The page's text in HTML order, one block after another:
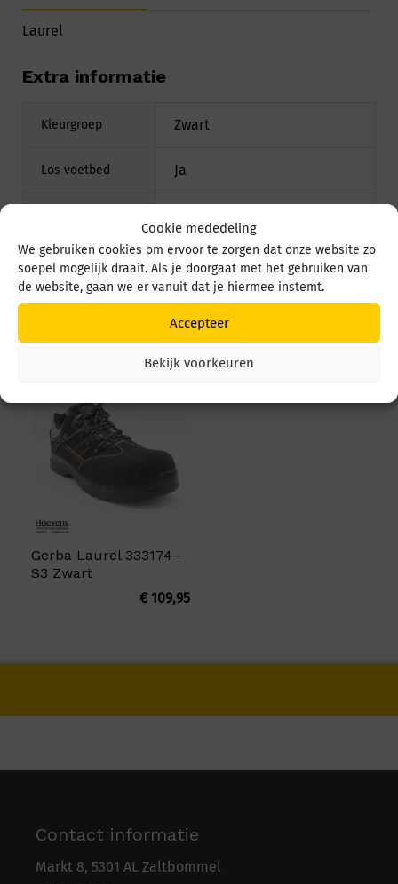
Cookie mededeling
We gebruiken cookies om ervoor te zorgen dat onze website zo
soepel mogelijk draait. Als je doorgaat met het gebruiken van
de website, gaan we er vanuit dat je hiermee instemt.
Accepteer
Bekijk voorkeuren
Laurel
Extra informatie
Kleurgroep Zwart
Los voetbed Ja
Wijdte Breed
Gerba Laurel 333174–
S3 Zwart
€109,95
Contact informatie
Markt 8, 5301 AL Zaltbommel